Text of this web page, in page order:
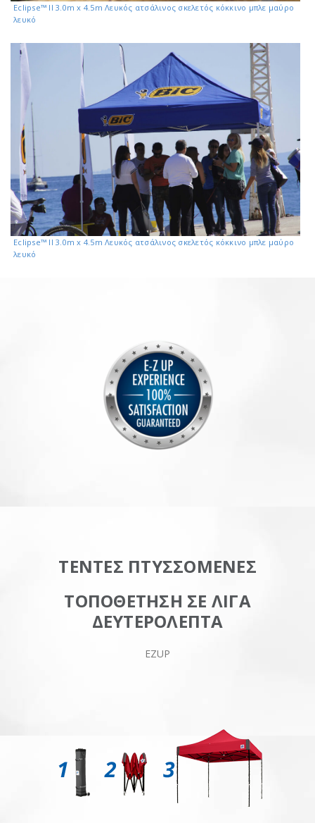
Eclipse™ II 3.0m x 4.5m Λευκός ατσάλινος σκελετός κόκκινο μπλε μαύρο
λευκό
Eclipse™ II 3.0m x 4.5m Λευκός ατσάλινος σκελετός κόκκινο μπλε μαύρο
λευκό
ΤΕΝΤΕΣ ΠΤΥΣΣΟΜΕΝΕΣ
ΤΟΠΟΘΕΤΗΣΗ ΣΕ ΛΙΓΑ
ΔΕΥΤΕΡΟΛΕΠΤΑ
EZUP